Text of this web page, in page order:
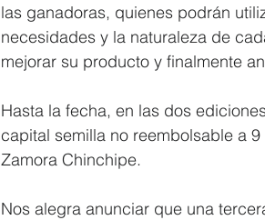
las ganadoras, quienes podrán
necesidades y la naturaleza de
mejorar su producto y finalmente
Hasta la fecha, en las dos
capital semilla no reembolsable a
Zamora Chinchipe.
Nos alegra anunciar que una